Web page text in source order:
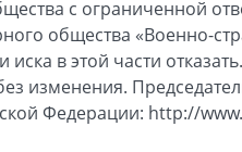
с ограниченной
общества «Военно-
в этой части
изменения.
Федерации: http://